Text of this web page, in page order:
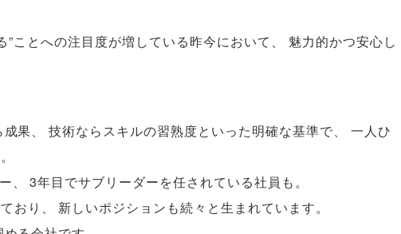
”ことへの注目度が増している昨今において 、
魅力的かつ安心し
成果、 技術ならスキルの習熟度といった明確な基準で、
一人ひ
。
、 3年目でサブリーダーを任されている社員も。
おり 、 新しいポジションも続々と生まれています。